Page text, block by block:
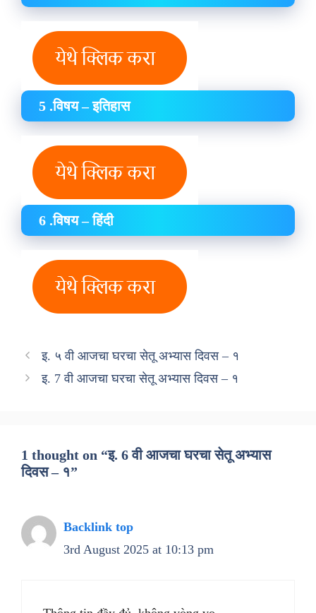
5 .विषय – इतिहास
6 .विषय – हिंदी
इ. ५ वी आजचा घरचा सेतू अभ्यास दिवस – १
इ. 7 वी आजचा घरचा सेतू अभ्यास दिवस – १
1 thought on “इ. 6 वी आजचा घरचा सेतू अभ्यास
दिवस – १”
Backlink top
3rd August 2025 at 10:13 pm